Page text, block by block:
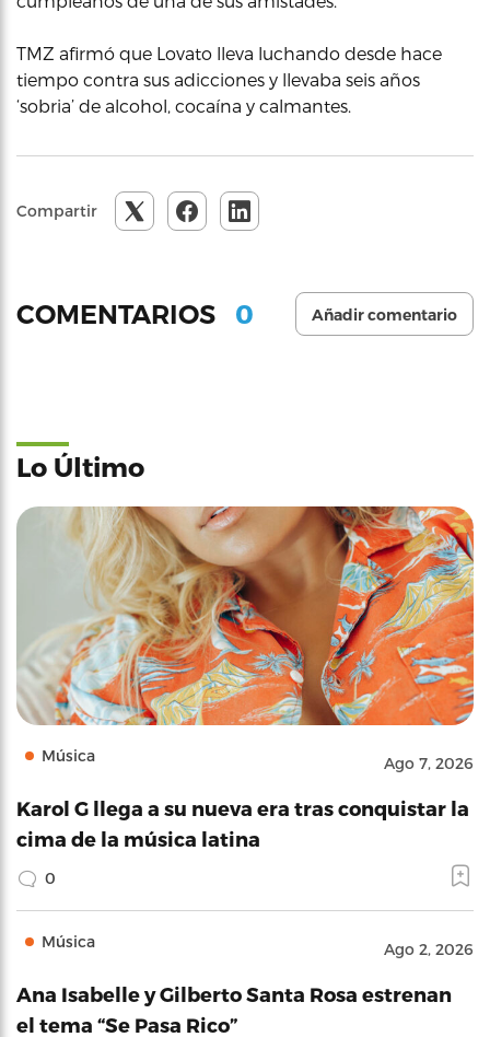
TMZ afirmó que Lovato lleva luchando desde hace
tiempo contra sus adicciones y llevaba seis años
‘sobria’ de alcohol, cocaína y calmantes.
Compartir
COMENTARIOS 0 Añadir comentario
Lo Último
Música Ago 7, 2026
Karol G llega a su nueva era tras conquistar la
cima de la música latina
0
Música Ago 2, 2026
Ana Isabelle y Gilberto Santa Rosa estrenan
el tema “Se Pasa Rico”